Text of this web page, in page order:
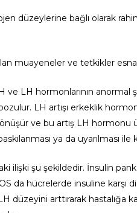
düzeylerine bağlı olarak
muayeneler ve tetkikler
LH hormonlarının anormal
LH artışı erkeklik hormonu
ve bu artış LH hormonu
ya da uyarılması ile
ilişki şu şekildedir. İnsulin
da hücrelerde insuline karşı
düzeyini arttırarak hastalığa